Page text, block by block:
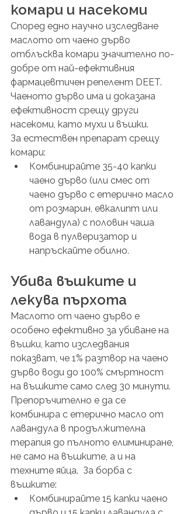
комари и насекоми
Според едно научно изследване
маслото от чаено дърво
отблъсква комари значително по-
добре от най-ефективния
фармацевтичен репелент DEET.
Чаеното дърво има и доказана
ефективност срещу други
насекоми, като мухи и въшки.
За естествен препарат срещу
комари:
Комбинирайте 35-40 капки
чаено дърво (или смес от
чаено дърво с етерично масло
от розмарин, евкалипт или
лавандула) с половин чаша
вода в пулверизатор и
напръскайте обилно.
Убива въшките и
лекува пърхота
Маслото от чаено дърво е
особено ефективно за убиване на
въшки, като изследвания
показват, че 1% разтвор на чаено
дърво води до 100% смъртност
на въшките само след 30 минути.
Препоръчително е да се
комбинира с етерично масло от
лавандула в продължителна
терапия до пълното елиминиране,
не само на въшките, а и на
техните яйца.  За борба с
въшките:
Комбинирайте 15 капки чаено